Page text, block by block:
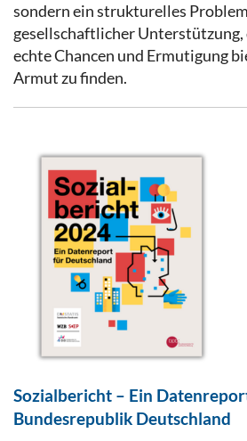
sondern ein strukturelles
gesellschaftlicher Unterstützung,
echte Chancen und Ermutigung
Armut zu finden.
Sozialbericht – Ein
Bundesrepublik Deutschland